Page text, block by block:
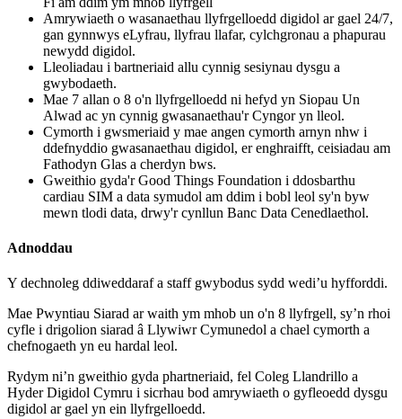
Amrywiaeth o wasanaethau llyfrgelloedd digidol ar gael 24/7,
gan gynnwys eLyfrau, llyfrau llafar, cylchgronau a phapurau
newydd digidol.
Lleoliadau i bartneriaid allu cynnig sesiynau dysgu a
gwybodaeth.
Mae 7 allan o 8 o'n llyfrgelloedd ni hefyd yn Siopau Un
Alwad ac yn cynnig gwasanaethau'r Cyngor yn lleol.
Cymorth i gwsmeriaid y mae angen cymorth arnyn nhw i
ddefnyddio gwasanaethau digidol, er enghraifft, ceisiadau am
Fathodyn Glas a cherdyn bws.
Gweithio gyda'r Good Things Foundation i ddosbarthu
cardiau SIM a data symudol am ddim i bobl leol sy'n byw
mewn tlodi data, drwy'r cynllun Banc Data Cenedlaethol.
Adnoddau
Y dechnoleg ddiweddaraf a staff gwybodus sydd wedi’u hyfforddi.
Mae Pwyntiau Siarad ar waith ym mhob un o'n 8 llyfrgell, sy’n rhoi
cyfle i drigolion siarad â Llywiwr Cymunedol a chael cymorth a
chefnogaeth yn eu hardal leol.
Rydym ni’n gweithio gyda phartneriaid, fel Coleg Llandrillo a
Hyder Digidol Cymru i sicrhau bod amrywiaeth o gyfleoedd dysgu
digidol ar gael yn ein llyfrgelloedd.